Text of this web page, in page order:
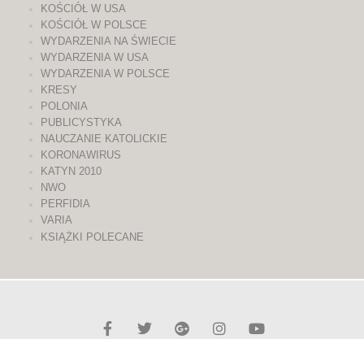
KOŚCIÓŁ W USA
KOŚCIÓŁ W POLSCE
WYDARZENIA NA ŚWIECIE
WYDARZENIA W USA
WYDARZENIA W POLSCE
KRESY
POLONIA
PUBLICYSTYKA
NAUCZANIE KATOLICKIE
KORONAWIRUS
KATYN 2010
NWO
PERFIDIA
VARIA
KSIĄŻKI POLECANE